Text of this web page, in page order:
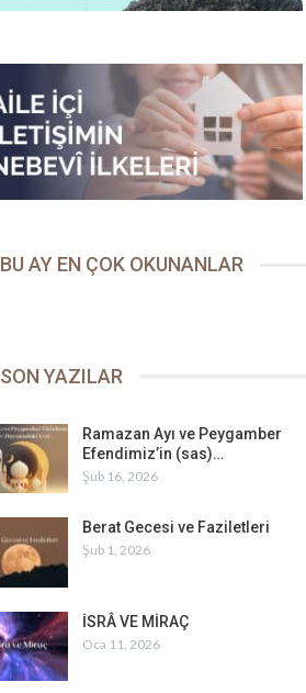
BU AY EN ÇOK OKUNANLAR
SON YAZILAR
Ramazan Ayı ve Peygamber
Efendimiz’in (sas)…
Şub 16, 2026
Berat Gecesi ve Faziletleri
Şub 1, 2026
İSRÂ VE MİRAÇ
Oca 11, 2026